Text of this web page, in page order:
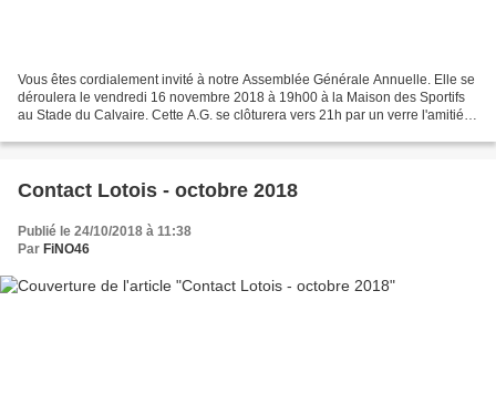
Vous êtes cordialement invité à notre Assemblée Générale Annuelle. Elle se
déroulera le vendredi 16 novembre 2018 à 19h00 à la Maison des Sportifs
au Stade du Calvaire. Cette A.G. se clôturera vers 21h par un verre l'amitié
Contact Lotois - octobre 2018
Publié le 24/10/2018 à 11:38
Par FiNO46